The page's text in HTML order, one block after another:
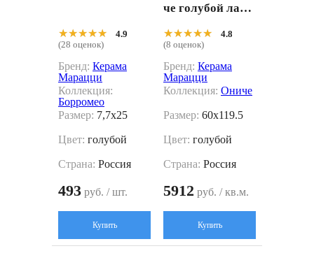
★★★★★
★★★★★
4.9
(28 оценок)
Бренд: Керама
Марацци
Коллекция:
Борромео
Размер: 7,7x25
Цвет: голубой
Страна: Россия
493 руб. / шт.
Купить
че голубой лапп
резной 60x119.5
★★★★★
★★★★★
4.8
(8 оценок)
Бренд: Керама
Марацци
Коллекция: Ониче
Размер: 60x119.5
Цвет: голубой
Страна: Россия
5912 руб. / кв.м.
Купить